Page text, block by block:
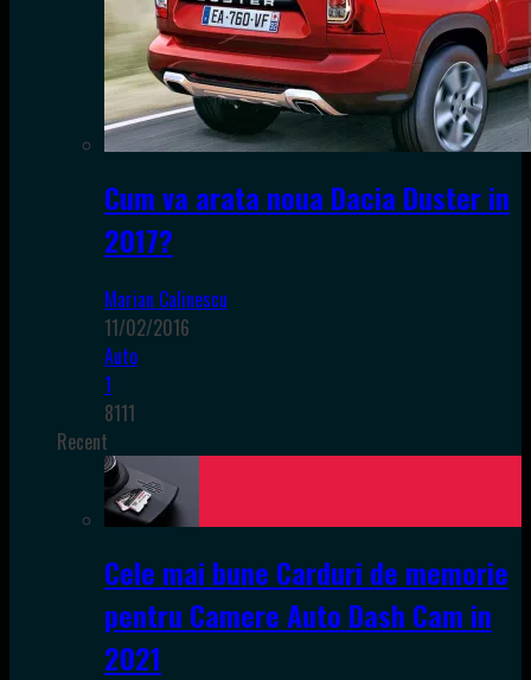
Cum va arata noua Dacia Duster in
2017?
Marian Calinescu
11/02/2016
Auto
1
8111
Recent
Cele mai bune Carduri de memorie
pentru Camere Auto Dash Cam in
2021